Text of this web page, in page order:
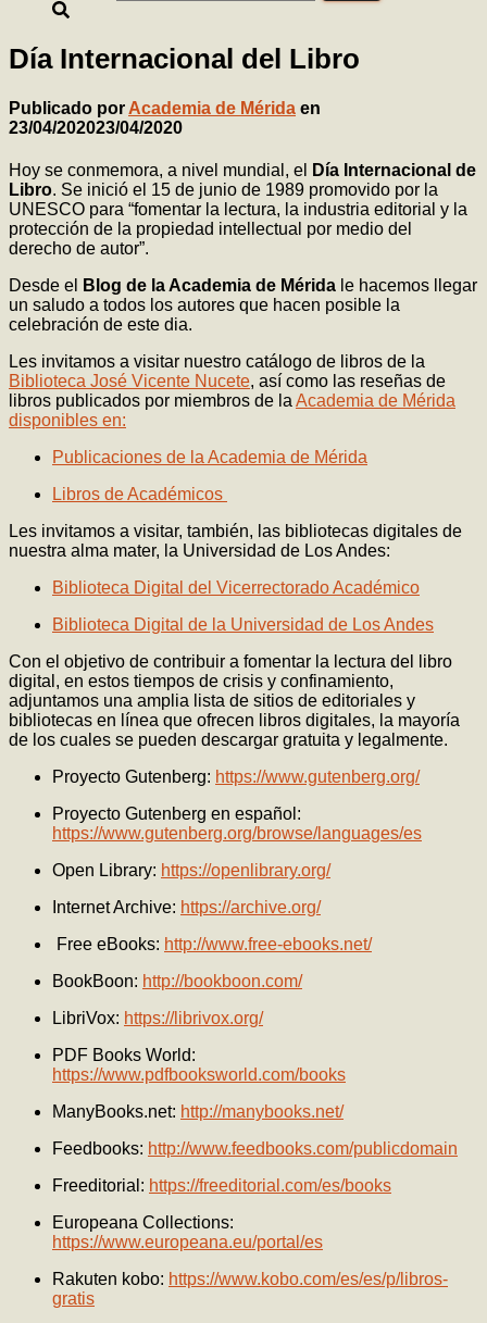
Día Internacional del Libro
Publicado por Academia de Mérida en
23/04/202023/04/2020
Hoy se conmemora, a nivel mundial, el
Día Internacional de
Libro. Se inició el 15 de junio de 1989 promovido por la
UNESCO para “fomentar la lectura, la industria editorial y la
protección de la propiedad intellectual por medio del
derecho de autor”.
Desde el
Blog de la Academia de Mérida le hacemos llegar
un saludo a todos los autores que hacen posible la
celebración de este dia.
Les invitamos a visitar nuestro catálogo de libros de la
Biblioteca José Vicente Nucete, así como las reseñas de
libros publicados por miembros de la Academia de Mérida
disponibles en:
Publicaciones de la Academia de Mérida
Libros de Académicos
Les invitamos a visitar, también, las bibliotecas digitales de
nuestra alma mater, la Universidad de Los Andes:
Biblioteca Digital del Vicerrectorado Académico
Biblioteca Digital de la Universidad de Los Andes
Con el objetivo de contribuir a fomentar la lectura del libro
digital, en estos tiempos de crisis y confinamiento,
adjuntamos una amplia lista de sitios de editoriales y
bibliotecas en línea que ofrecen libros digitales, la mayoría
de los cuales se pueden descargar gratuita y legalmente.
Proyecto Gutenberg: https://www.gutenberg.org/
Proyecto Gutenberg en español:
https://www.gutenberg.org/browse/languages/es
Open Library: https://openlibrary.org/
Internet Archive: https://archive.org/
Free eBooks: http://www.free-ebooks.net/
BookBoon: http://bookboon.com/
LibriVox: https://librivox.org/
PDF Books World:
https://www.pdfbooksworld.com/books
ManyBooks.net: http://manybooks.net/
Feedbooks: http://www.feedbooks.com/publicdomain
Freeditorial: https://freeditorial.com/es/books
Europeana Collections:
https://www.europeana.eu/portal/es
Rakuten kobo: https://www.kobo.com/es/es/p/libros-
gratis